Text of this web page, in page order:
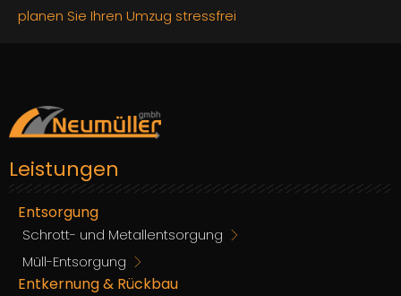
planen Sie Ihren Umzug stressfrei
Leistungen
Entsorgung
Schrott- und Metallentsorgung
Müll-Entsorgung
Entkernung & Rückbau